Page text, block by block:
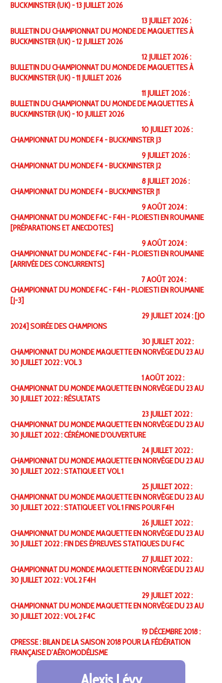
BUCKMINSTER (UK) - 13 JUILLET 2026
13 JUILLET 2026 :
BULLETIN DU CHAMPIONNAT DU MONDE DE MAQUETTES À
BUCKMINSTER (UK) - 12 JUILLET 2026
12 JUILLET 2026 :
BULLETIN DU CHAMPIONNAT DU MONDE DE MAQUETTES À
BUCKMINSTER (UK) - 11 JUILLET 2026
11 JUILLET 2026 :
BULLETIN DU CHAMPIONNAT DU MONDE DE MAQUETTES À
BUCKMINSTER (UK) - 10 JUILLET 2026
10 JUILLET 2026 :
CHAMPIONNAT DU MONDE F4 - BUCKMINSTER J3
9 JUILLET 2026 :
CHAMPIONNAT DU MONDE F4 - BUCKMINSTER J2
8 JUILLET 2026 :
CHAMPIONNAT DU MONDE F4 - BUCKMINSTER J1
9 AOÛT 2024 :
CHAMPIONNAT DU MONDE F4C - F4H - PLOIESTI EN ROUMANIE
[PRÉPARATIONS ET ANECDOTES]
9 AOÛT 2024 :
CHAMPIONNAT DU MONDE F4C - F4H - PLOIESTI EN ROUMANIE
[ARRIVÉE DES CONCURRENTS]
7 AOÛT 2024 :
CHAMPIONNAT DU MONDE F4C - F4H - PLOIESTI EN ROUMANIE
[J-3]
29 JUILLET 2024 : [JO
2024] SOIRÉE DES CHAMPIONS
30 JUILLET 2022 :
CHAMPIONNAT DU MONDE MAQUETTE EN NORVÈGE DU 23 AU
30 JUILLET 2022 : VOL 3
1 AOÛT 2022 :
CHAMPIONNAT DU MONDE MAQUETTE EN NORVÈGE DU 23 AU
30 JUILLET 2022 : RÉSULTATS
23 JUILLET 2022 :
CHAMPIONNAT DU MONDE MAQUETTE EN NORVÈGE DU 23 AU
30 JUILLET 2022 : CÉRÉMONIE D'OUVERTURE
24 JUILLET 2022 :
CHAMPIONNAT DU MONDE MAQUETTE EN NORVÈGE DU 23 AU
30 JUILLET 2022 : STATIQUE ET VOL 1
25 JUILLET 2022 :
CHAMPIONNAT DU MONDE MAQUETTE EN NORVÈGE DU 23 AU
30 JUILLET 2022 : STATIQUE ET VOL 1 FINIS POUR F4H
26 JUILLET 2022 :
CHAMPIONNAT DU MONDE MAQUETTE EN NORVÈGE DU 23 AU
30 JUILLET 2022 : FIN DES ÉPREUVES STATIQUES DU F4C
27 JUILLET 2022 :
CHAMPIONNAT DU MONDE MAQUETTE EN NORVÈGE DU 23 AU
30 JUILLET 2022 : VOL 2 F4H
29 JUILLET 2022 :
CHAMPIONNAT DU MONDE MAQUETTE EN NORVÈGE DU 23 AU
30 JUILLET 2022 : VOL 2 F4C
19 DÉCEMBRE 2018 :
CPRESSE : BILAN DE LA SAISON 2018 POUR LA FÉDÉRATION
FRANÇAISE D’AÉROMODÉLISME